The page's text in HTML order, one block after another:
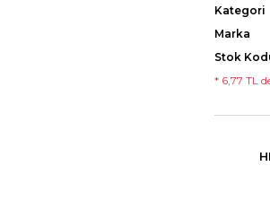
Kategori
Marka
Stok
* 6,77 TL